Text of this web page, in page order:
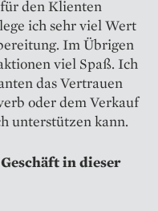
den Klienten
ich sehr viel Wert
Im Übrigen
viel Spaß. Ich
das Vertrauen
oder dem Verkauf
unterstützen kann.
in dieser